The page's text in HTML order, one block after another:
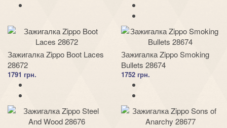
Зажигалка Zippo Boot Laces
28672
1791 грн.
Зажигалка Zippo Smoking
Bullets 28674
1752 грн.